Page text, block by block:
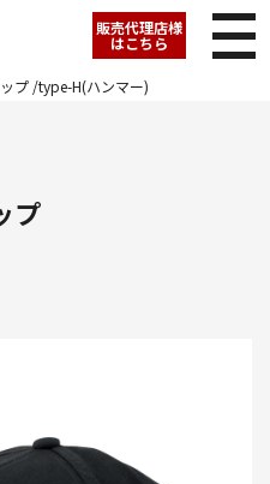
販売代理店様
はこちら
プ /type-H(ハンマー)
プ